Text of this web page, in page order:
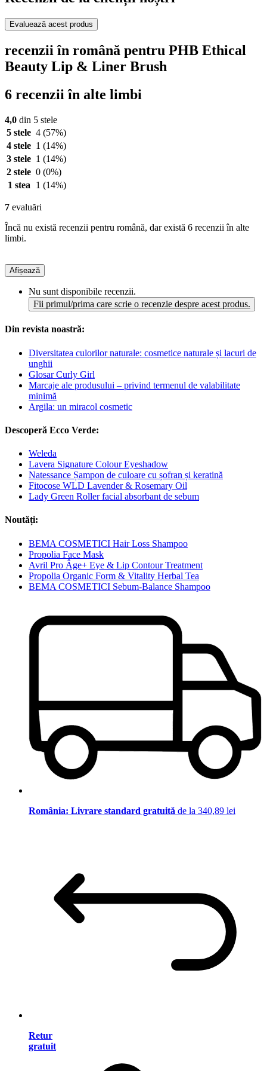
Evaluează acest produs
recenzii în română pentru PHB Ethical
Beauty Lip & Liner Brush
6 recenzii în alte limbi
4,0 din 5 stele
5 stele 4 (57%)
4 stele 1 (14%)
3 stele 1 (14%)
2 stele 0 (0%)
1 stea
1 (14%)
7 evaluări
Încă nu există recenzii pentru română, dar există 6 recenzii în alte
limbi.
Afișează
Nu sunt disponibile recenzii.
Fii primul/prima care scrie o recenzie despre acest produs.
Din revista noastră:
Diversitatea culorilor naturale: cosmetice naturale și lacuri de
unghii
Glosar Curly Girl
Marcaje ale produsului – privind termenul de valabilitate
minimă
Argila: un miracol cosmetic
Descoperă Ecco Verde:
Weleda
Lavera Signature Colour Eyeshadow
Natessance Șampon de culoare cu șofran și keratină
Fitocose WLD Lavender & Rosemary Oil
Lady Green Roller facial absorbant de sebum
Noutăți:
BEMA COSMETICI Hair Loss Shampoo
Propolia Face Mask
Avril Pro Âge+ Eye & Lip Contour Treatment
Propolia Organic Form & Vitality Herbal Tea
BEMA COSMETICI Sebum-Balance Shampoo
România: Livrare standard gratuită de la 340,89 lei
Retur
gratuit